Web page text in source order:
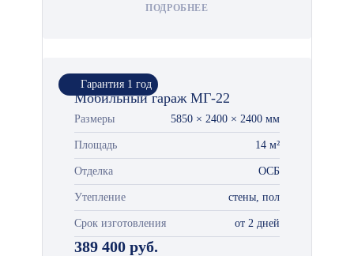
ПОДРОБНЕЕ
Гарантия 1 год
Мобильный гараж МГ-22
Размеры 5850 × 2400 × 2400 мм
Площадь 14 м²
Отделка ОСБ
Утепление стены, пол
Срок изготовления от 2 дней
389 400 руб.